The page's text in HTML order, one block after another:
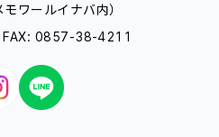
ワールイナバ内）
0857-38-4211